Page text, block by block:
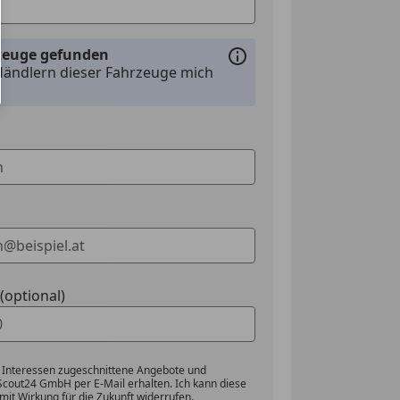
gefunden
dieser Fahrzeuge mich
zugeschnittene Angebote und
GmbH per E-Mail erhalten. Ich kann diese
Wirkung für die Zukunft widerrufen.